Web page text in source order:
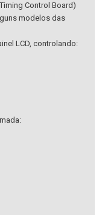
Control Board)
modelos das
LCD, controlando: